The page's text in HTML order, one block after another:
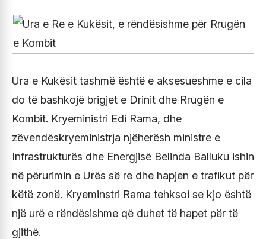
Ura e Kukësit tashmë është e aksesueshme e cila
do të bashkojë brigjet e Drinit dhe Rrugën e
Kombit. Kryeministri Edi Rama, dhe
zëvendëskryeministrja njëherësh ministre e
Infrastrukturës dhe Energjisë Belinda Balluku ishin
në përurimin e Urës së re dhe hapjen e trafikut për
këtë zonë. Kryeminstri Rama tehksoi se kjo është
një urë e rëndësishme që duhet të hapet për të
gjithë.